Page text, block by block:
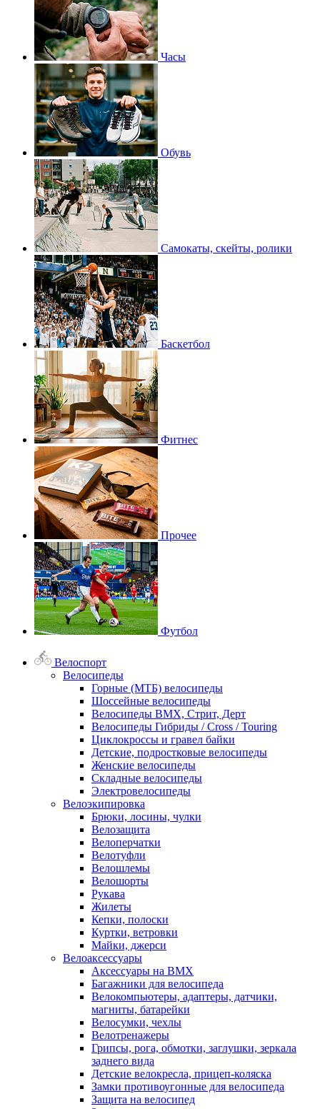
Часы
Обувь
Самокаты, скейты, ролики
Баскетбол
Фитнес
Прочее
Футбол
Велоспорт
Велосипеды
Горные (МТБ) велосипеды
Шоссейные велосипеды
Велосипеды BMX, Стрит, Дерт
Велосипеды Гибриды / Cross / Touring
Циклокроссы и гравел байки
Детские, подростковые велосипеды
Женские велосипеды
Складные велосипеды
Электровелосипеды
Велоэкипировка
Брюки, лосины, чулки
Велозащита
Велоперчатки
Велотуфли
Велошлемы
Велошорты
Рукава
Жилеты
Кепки, полоски
Куртки, ветровки
Майки, джерси
Велоаксессуары
Аксессуары на BMX
Багажники для велосипеда
Велокомпьютеры, адаптеры, датчики,
магниты, батарейки
Велосумки, чехлы
Велотренажеры
Грипсы, рога, обмотки, заглушки, зеркала
заднего вида
Детские велокресла, прицеп-коляска
Замки противоугонные для велосипеда
Защита на велосипед